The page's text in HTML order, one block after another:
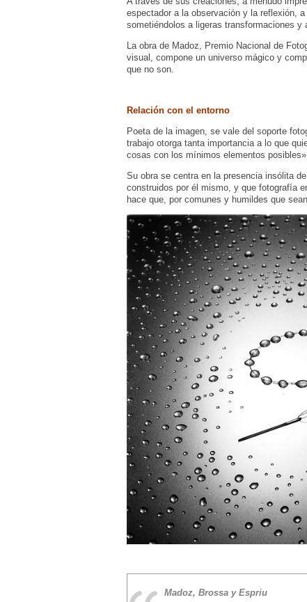
espectador a la observación y la reflexión,
sometiéndolos a ligeras transformaciones y
La obra de Madoz, Premio Nacional de
visual, compone un universo mágico y
que no son.
Relación con el entorno
Poeta de la imagen, se vale del soporte
trabajo otorga tanta importancia a lo que
cosas con los mínimos elementos
Su obra se centra en la presencia insólita
construidos por él mismo, y que fotografía
hace que, por comunes y humildes que
Madoz, Brossa y Espriu